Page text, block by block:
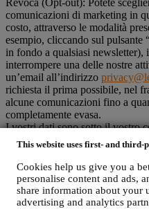
This website uses first- and third-
Cookies help us give you a
personalise content and ads,
share information about your
advertising and analytics
comunicazioni di marketing in
costo, attraverso le modalità
esempio, cliccando sul
in fondo a qualsiasi newsletter),
interrompere una delle nostre
un’email all’indirizzo
richiesta il prima possibile, nel
alcune comunicazioni fino a
completamente evasa.
I vostri dati sono sotto il vostro
Ricordatevi che voi avete il
le vostre preferenze in qualsiasi
trasmetteremo mai i vostri dati
marketing senza la vostra
o per esercitare i vostri diritti ai
mail all'indirizzo